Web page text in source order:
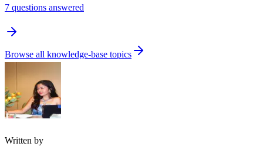
7 questions answered
Browse all knowledge-base topics
Written by